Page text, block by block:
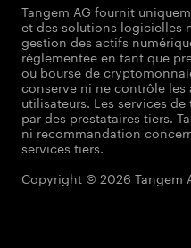
Tangem AG fournit
et des solutions logicielles
gestion des actifs
réglementée en tant que
ou bourse de
conserve ni ne contrôle
utilisateurs. Les services
par des prestataires tiers.
ni recommandation
services tiers.